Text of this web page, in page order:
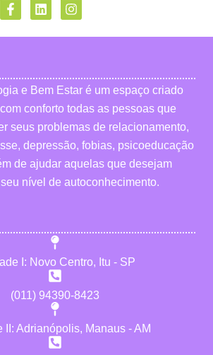
e Bem Estar é um espaço criado
conforto todas as pessoas que
seus problemas de relacionamento,
depressão, fobias, psicoeducação
de ajudar aquelas que desejam
nível de autoconhecimento.
I: Novo Centro, Itu - SP
(011) 94390-8423
II: Adrianópolis, Manaus - AM